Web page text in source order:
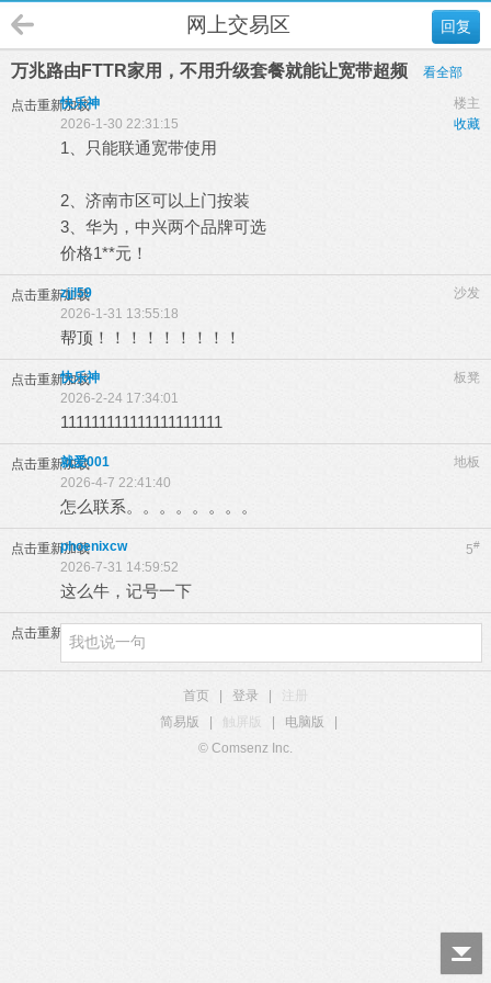
回复
网上交易区
万兆路由FTTR家用，不用升级套餐就能让宽带超频 看全部
点击重新加载 楼主
快乐神
收藏
2026-1-30 22:31:15
1、只能联通宽带使用
2、济南市区可以上门按装
3、华为，中兴两个品牌可选
价格1**元！
点击重新加载 沙发
zjjl59
2026-1-31 13:55:18
帮顶！！！！！！！！！
点击重新加载 板凳
快乐神
2026-2-24 17:34:01
111111111111111111111
点击重新加载 地板
就爱001
2026-4-7 22:41:40
怎么联系。。。。。。。。
点击重新加载 5#
phoenixcw
2026-7-31 14:59:52
这么牛，记号一下
点击重新加载
首页 登录
简易版
触屏版 电脑版
© Comsenz Inc.